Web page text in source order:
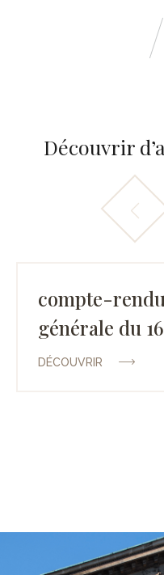
Découvrir
compte-rendu
générale du
DÉCOUVRIR